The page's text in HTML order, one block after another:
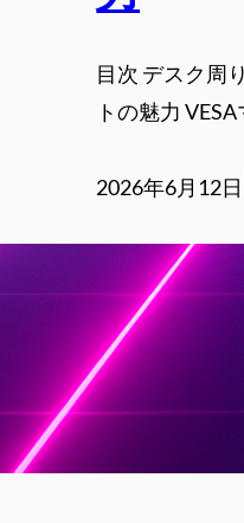
目次 デスク周
トの魅力
2026年6月12日